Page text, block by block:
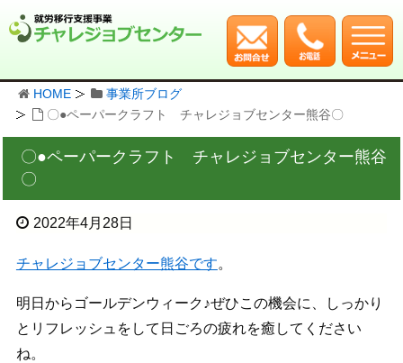
HOME
事業所ブログ
〇●ペーパークラフト チャレジョブセンター熊谷〇
〇●ペーパークラフト チャレジョブセンター熊谷
〇
2022年4月28日
チャレジョブセンター熊谷です。
明日からゴールデンウィーク♪ぜひこの機会に、しっかり
とリフレッシュをして日ごろの疲れを癒してください
ね。